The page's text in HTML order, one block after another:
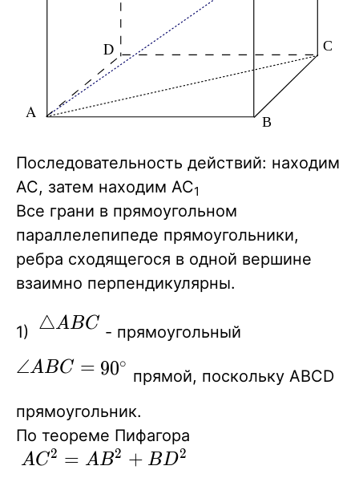
Последовательность действий: находим
АС, затем находим АС1
Все грани в прямоугольном
параллелепипеде прямоугольники,
ребра сходящегося в одной вершине
взаимно перпендикулярны.
1)
\bigtriangleup
△ABC - прямоугольный
\angle
ABC=90^{\circ}
∠ABC = 90∘
прямой, поскольку АВСD
прямоугольник.
По теореме Пифагора
AC^2=AB^2+BD^2
AC2 = AB2 + BD2